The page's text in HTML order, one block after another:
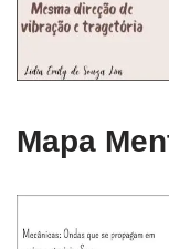
Mapa